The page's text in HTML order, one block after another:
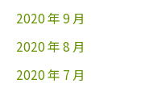
2020 年 9 月
2020 年 8 月
2020 年 7 月